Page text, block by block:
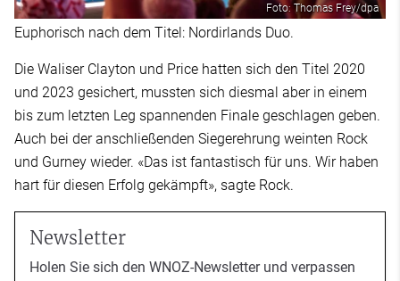
Foto: Thomas Frey/dpa
Euphorisch nach dem Titel: Nordirlands Duo.
Die Waliser Clayton und Price hatten sich den Titel 2020
und 2023 gesichert, mussten sich diesmal aber in einem
bis zum letzten Leg spannenden Finale geschlagen geben.
Auch bei der anschließenden Siegerehrung weinten Rock
und Gurney wieder. «Das ist fantastisch für uns. Wir haben
hart für diesen Erfolg gekämpft», sagte Rock.
Newsletter
Holen Sie sich den WNOZ-Newsletter und verpassen